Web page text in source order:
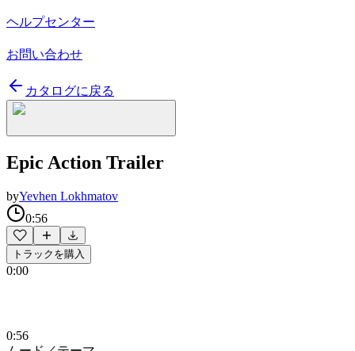
ヘルプセンター
お問い合わせ
カタログに戻る
Epic Action Trailer
byYevhen Lokhmatov
0:56
トラックを購入
0:00
0:56